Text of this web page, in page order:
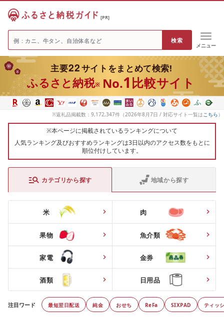
[PR]
メニュー
主要22サイトをまとめて検索!
ふるさと納税※ No.1 比較サイト
※返礼品掲載数：9,172,347件（2026年8月7日 / 対応サイト一覧はこちら）
※本ページに掲載されているランキングについて
人気ランキング及びおすすめランキングは3日以内のアクセス数をもとに
順位付けしています。
カテゴリから探す 地域から探す
米 肉
果物 魚介類
家電 金券
酒類 日用品
注目ワード 最短翌日配送 純金 おせち ReFa SIXPAD ティッ